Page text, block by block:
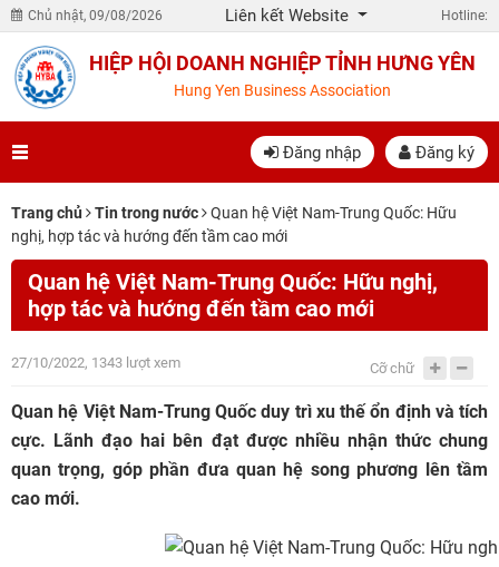
Chủ nhật, 09/08/2026 Liên kết Website Hotline:
HIỆP HỘI DOANH NGHIỆP TỈNH HƯNG YÊN
Hung Yen Business Association
Đăng nhập Đăng ký
Trang chủ Tin trong nước
Quan hệ Việt Nam-Trung Quốc: Hữu
nghị, hợp tác và hướng đến tầm cao mới
Quan hệ Việt Nam-Trung Quốc: Hữu nghị,
hợp tác và hướng đến tầm cao mới
27/10/2022, 1343 lượt xem Cỡ chữ
Quan hệ Việt Nam-Trung Quốc duy trì xu thế ổn định và tích
cực. Lãnh đạo hai bên đạt được nhiều nhận thức chung
quan trọng, góp phần đưa quan hệ song phương lên tầm
cao mới.